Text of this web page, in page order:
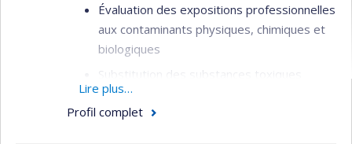
Évaluation des expositions professionnelles
aux contaminants physiques, chimiques et
biologiques
Substitution des substances toxiques
Exposition aux nanoparticules et particules
ultrafines
Lire plus…
Profil complet